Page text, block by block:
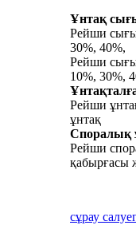
Ұнтақ
Рейши
30%, 40%,
Рейши
10%, 30%,
Рейши
ұнтақ
Споралық
Рейши
қабырғасы
сұрау салу